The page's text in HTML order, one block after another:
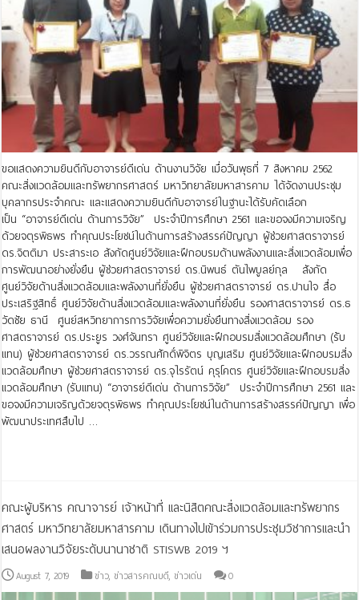
ขอแสดงความยินดีกับอาจารย์ดีเด่น ด้านงานวิจัย เมื่อวันพุธที่ 7 สิงหาคม 2562
คณะสิ่งแวดล้อมและทรัพยากรศาสตร์ มหาวิทยาลัยมหาสารคาม ได้จัดงานประชุม
บุคลากรประจำคณะ และแสดงความยินดีกับอาจารย์ในฐานะได้รับคัดเลือก
เป็น “อาจารย์ดีเด่น ด้านการวิจัย” ประจำปีการศึกษา 2561 และขอจงมีความเจริญ
ด้วยจตุรพิธพร ทำคุณประโยชน์ในด้านการสร้างสรรค์ปัญญา ผู้ช่วยศาสตราจารย์
ดร.จิตติมา ประสาระเอ สังกัดศูนย์วิจัยและฝึกอบรมด้านพลังงานและสิ่งแวดล้อมเพื่อ
การพัฒนาอย่างยั่งยืน ผู้ช่วยศาสตราจารย์ ดร.นิพนธ์ ตันไพบูลย์กุล สังกัด
ศูนย์วิจัยด้านสิ่งแวดล้อมและพลังงานที่ยั่งยืน ผู้ช่วยศาสตราจารย์ ดร.ปานใจ สื่อ
ประเสริฐสิทธิ์ ศูนย์วิจัยด้านสิ่งแวดล้อมและพลังงานที่ยั่งยืน รองศาสตราจารย์ ดร.ธ
วัดชัย ธานี ศูนย์สหวิทยาการการวิจัยเพื่อความยั่งยืนทางสิ่งแวดล้อม รอง
ศาสตราจารย์ ดร.ประยูร วงศ์จันทรา ศูนย์วิจัยและฝึกอบรมสิ่งแวดล้อมศึกษา (ร้ับ
แทน) ผู้ช่วยศาสตราจารย์ ดร.วรรณศักดิ์พิจิตร บุญเสริม ศูนย์วิจัยและฝึกอบรมสิ่ง
แวดล้อมศึกษา ผู้ช่วยศาสตราจารย์ ดร.จุไรรัตน์ คุรุโคตร ศูนย์วิจัยและฝึกอบรมสิ่ง
แวดล้อมศึกษา (รับแทน) “อาจารย์ดีเด่น ด้านการวิจัย” ประจำปีการศึกษา 2561 และ
ขอจงมีความเจริญด้วยจตุรพิธพร ทำคุณประโยชน์ในด้านการสร้างสรรค์ปัญญา เพื่อ
พัฒนาประเทศสืบไป …
คณะผู้บริหาร คณาจารย์ เจ้าหน้าที่ และนิสิตคณะสิ่งแวดล้อมและทรัพยากร
ศาสตร์ มหาวิทยาลัยมหาสารคาม เดินทางไปเข้าร่วมการประชุมวิชาการและนำ
เสนอผลงานวิจัยระดับนานาชาติ STISWB 2019 ฯ
August 7, 2019 ข่าว,ข่าวสารคณบดี,ข่าวเด่น 0